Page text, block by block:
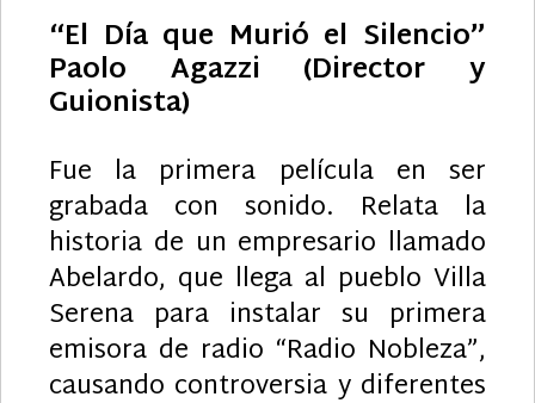
“El Día que Murió el Silencio”
Paolo Agazzi (Director y
Guionista)
Fue la primera película en ser
grabada con sonido. Relata la
historia de un empresario llamado
Abelardo, que llega al pueblo Villa
Serena para instalar su primera
emisora de radio “Radio Nobleza”,
causando controversia y diferentes